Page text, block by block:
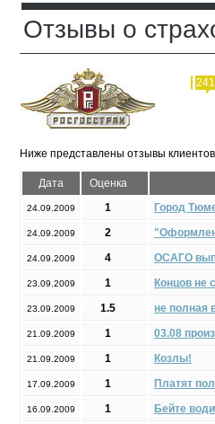
Отзывы о
Ниже представлены отзывы
Дата Оценка
24.09.2009 1 Город
24.09.2009 2
24.09.2009 4 ОСАГО
23.09.2009 1 Концов не
23.09.2009 1.5 не полная
21.09.2009 1 03.08
21.09.2009 1 Козлы!
17.09.2009 1 Платят
16.09.2009 1 Бейте